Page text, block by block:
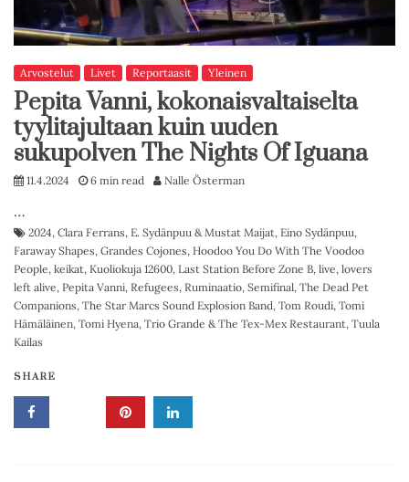
Arvostelut Livet Reportaasit Yleinen
Pepita Vanni, kokonaisvaltaiselta
tyylitajultaan kuin uuden
sukupolven The Nights Of Iguana
11.4.2024 6 min read Nalle Österman
…
2024, Clara Ferrans, E. Sydänpuu & Mustat Maijat, Eino Sydänpuu,
Faraway Shapes, Grandes Cojones, Hoodoo You Do With The Voodoo
People, keikat, Kuoliokuja 12600, Last Station Before Zone B, live, lovers
left alive, Pepita Vanni, Refugees, Ruminaatio, Semifinal, The Dead Pet
Companions, The Star Marcs Sound Explosion Band, Tom Roudi, Tomi
Hämäläinen, Tomi Hyena, Trio Grande & The Tex-Mex Restaurant, Tuula
Kailas
SHARE